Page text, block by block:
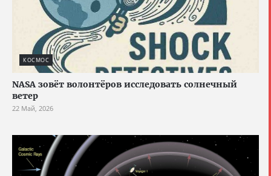
КОСМОС
NASA зовёт волонтёров исследовать солнечный
ветер
22 Май, 2026